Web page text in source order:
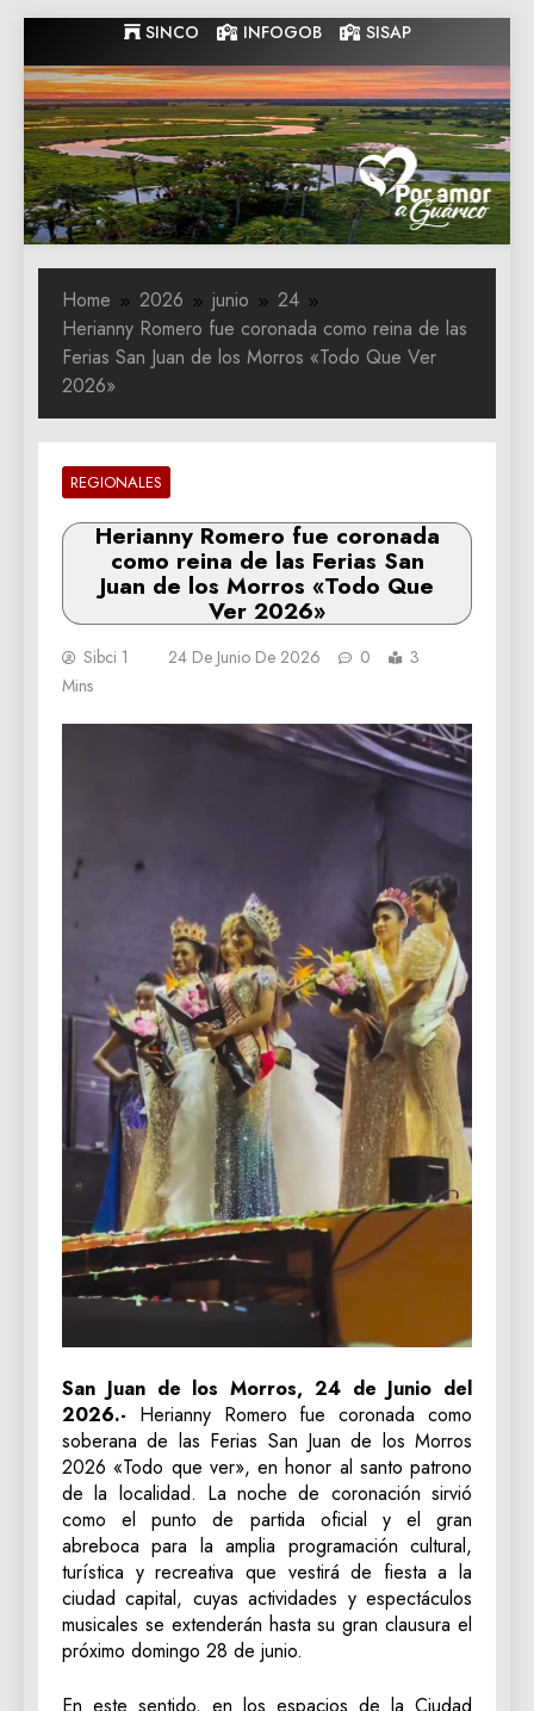
to
content
SINCO INFOGOB SISAP
Gobernacion
de Guarico
Gobernacion de Guarico
Home 2026 junio
24
Herianny Romero fue coronada como reina de las
Ferias San Juan de los Morros «Todo Que Ver
2026»
REGIONALES
Herianny Romero fue coronada
como reina de las Ferias San
Juan de los Morros «Todo Que
Ver 2026»
Sibci 1 24 De Junio De 2026 0
3
Mins
San Juan de los Morros, 24 de Junio del
2026.- Herianny Romero fue coronada como
soberana de las Ferias San Juan de los Morros
2026 «Todo que ver», en honor al santo patrono
de la localidad. La noche de coronación sirvió
como el punto de partida oficial y el gran
abreboca para la amplia programación cultural,
turística y recreativa que vestirá de fiesta a la
ciudad capital, cuyas actividades y espectáculos
musicales se extenderán hasta su gran clausura el
próximo domingo 28 de junio.
En este sentido, en los espacios de la Ciudad